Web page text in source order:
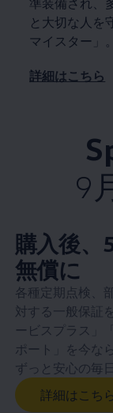
準装備され、
と大切な人を
マイスター」。
詳細はこちら
9
購入後
無償に
各種定期点検、
対する一般保証
ービスプラス」
ポート」を今な
ずっと安心の毎
詳細はこちら